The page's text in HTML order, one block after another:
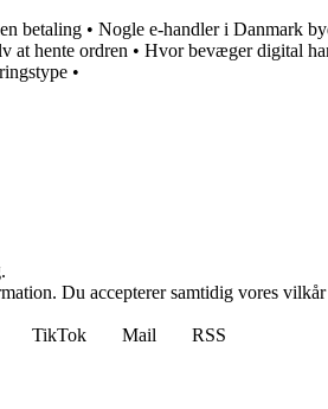
betaling • Nogle e-handler i Danmark
at hente ordren • Hvor bevæger digital
•
Du accepterer samtidig vores
TikTok Mail
RSS